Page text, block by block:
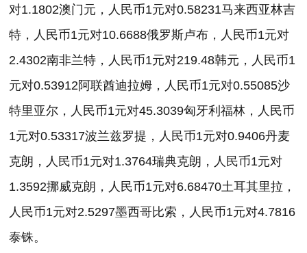
对1.1802澳门元，人民币1元对0.58231马来西亚林吉
特，人民币1元对10.6688俄罗斯卢布，人民币1元对
2.4302南非兰特，人民币1元对219.48韩元，人民币1
元对0.53912阿联酋迪拉姆，人民币1元对0.55085沙
特里亚尔，人民币1元对45.3039匈牙利福林，人民币
1元对0.53317波兰兹罗提，人民币1元对0.9406丹麦
克朗，人民币1元对1.3764瑞典克朗，人民币1元对
1.3592挪威克朗，人民币1元对6.68470土耳其里拉，
人民币1元对2.5297墨西哥比索，人民币1元对4.7816
泰铢。